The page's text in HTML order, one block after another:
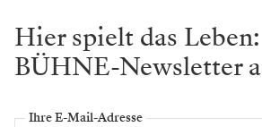
Hier spielt das
BÜHNE-Newsletter
Ihre E-Mail-Adresse